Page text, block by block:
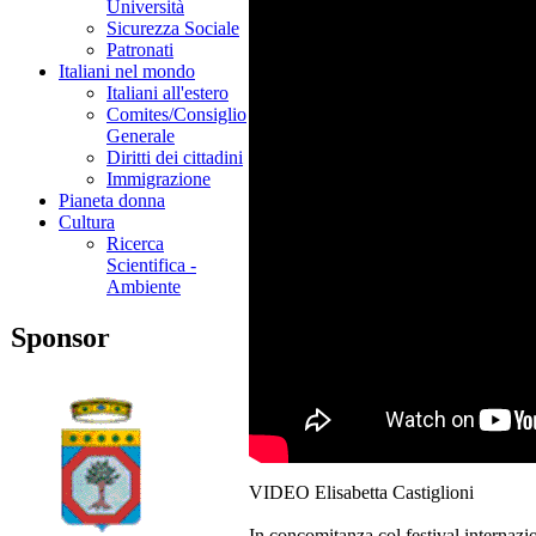
Università
Sicurezza Sociale
Patronati
Italiani nel mondo
Italiani all'estero
Comites/Consiglio
Generale
Diritti dei cittadini
Immigrazione
Pianeta donna
Cultura
Ricerca
Scientifica -
Ambiente
Sponsor
VIDEO Elisabetta Castiglioni